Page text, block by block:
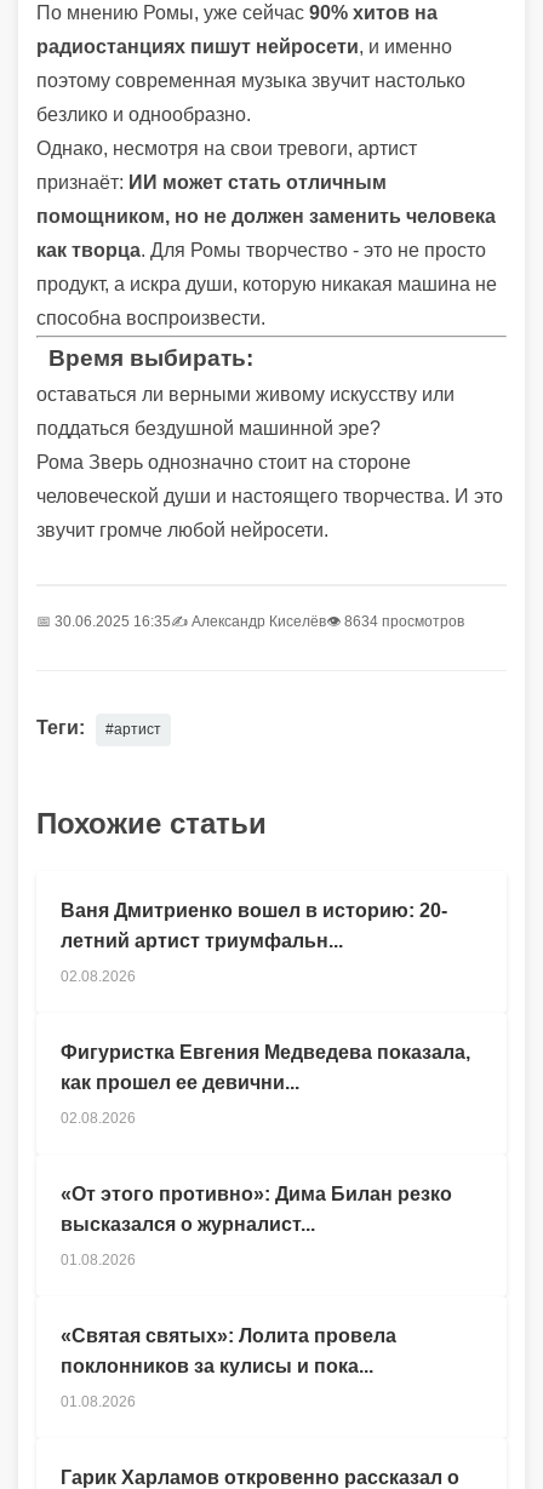
По мнению Ромы, уже сейчас 90% хитов на
радиостанциях пишут нейросети, и именно
поэтому современная музыка звучит настолько
безлико и однообразно.
Однако, несмотря на свои тревоги, артист
признаёт: ИИ может стать отличным
помощником, но не должен заменить человека
как творца. Для Ромы творчество - это не просто
продукт, а искра души, которую никакая машина не
способна воспроизвести.
Время выбирать:
оставаться ли верными живому искусству или
поддаться бездушной машинной эре?
Рома Зверь однозначно стоит на стороне
человеческой души и настоящего творчества. И это
звучит громче любой нейросети.
📅 30.06.2025 16:35✍️ Александр Киселёв👁 8634 просмотров
Теги: #артист
Похожие статьи
Гарик Харламов откровенно рассказал о
Ваня Дмитриенко вошел в историю: 20-
летний артист триумфальн...
02.08.2026
Фигуристка Евгения Медведева показала,
как прошел ее девични...
02.08.2026
«От этого противно»: Дима Билан резко
высказался о журналист...
01.08.2026
«Святая святых»: Лолита провела
поклонников за кулисы и пока...
01.08.2026